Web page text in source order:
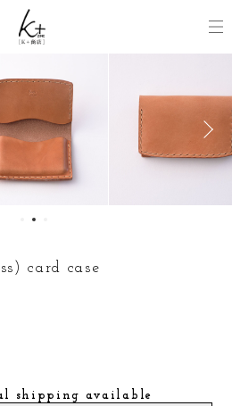
card case
shipping available